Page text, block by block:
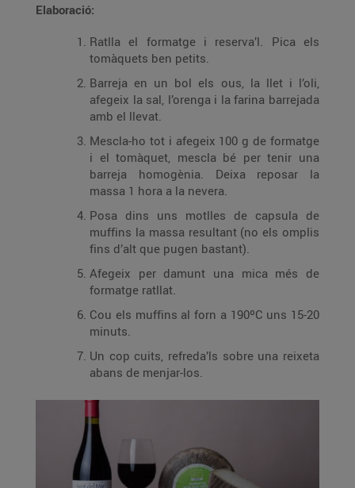
Elaboració:
Ratlla el formatge i reserva’l. Pica els
tomàquets ben petits.
Barreja en un bol els ous, la llet i l’oli,
afegeix la sal, l’orenga i la farina barrejada
amb el llevat.
Mescla-ho tot i afegeix 100 g de formatge
i el tomàquet, mescla bé per tenir una
barreja homogènia. Deixa reposar la
massa 1 hora a la nevera.
Posa dins uns motlles de capsula de
muffins la massa resultant (no els omplis
fins d’alt que pugen bastant).
Afegeix per damunt una mica més de
formatge ratllat.
Cou els muffins al forn a 190ºC uns 15-20
minuts.
Un cop cuits, refreda’ls sobre una reixeta
abans de menjar-los.